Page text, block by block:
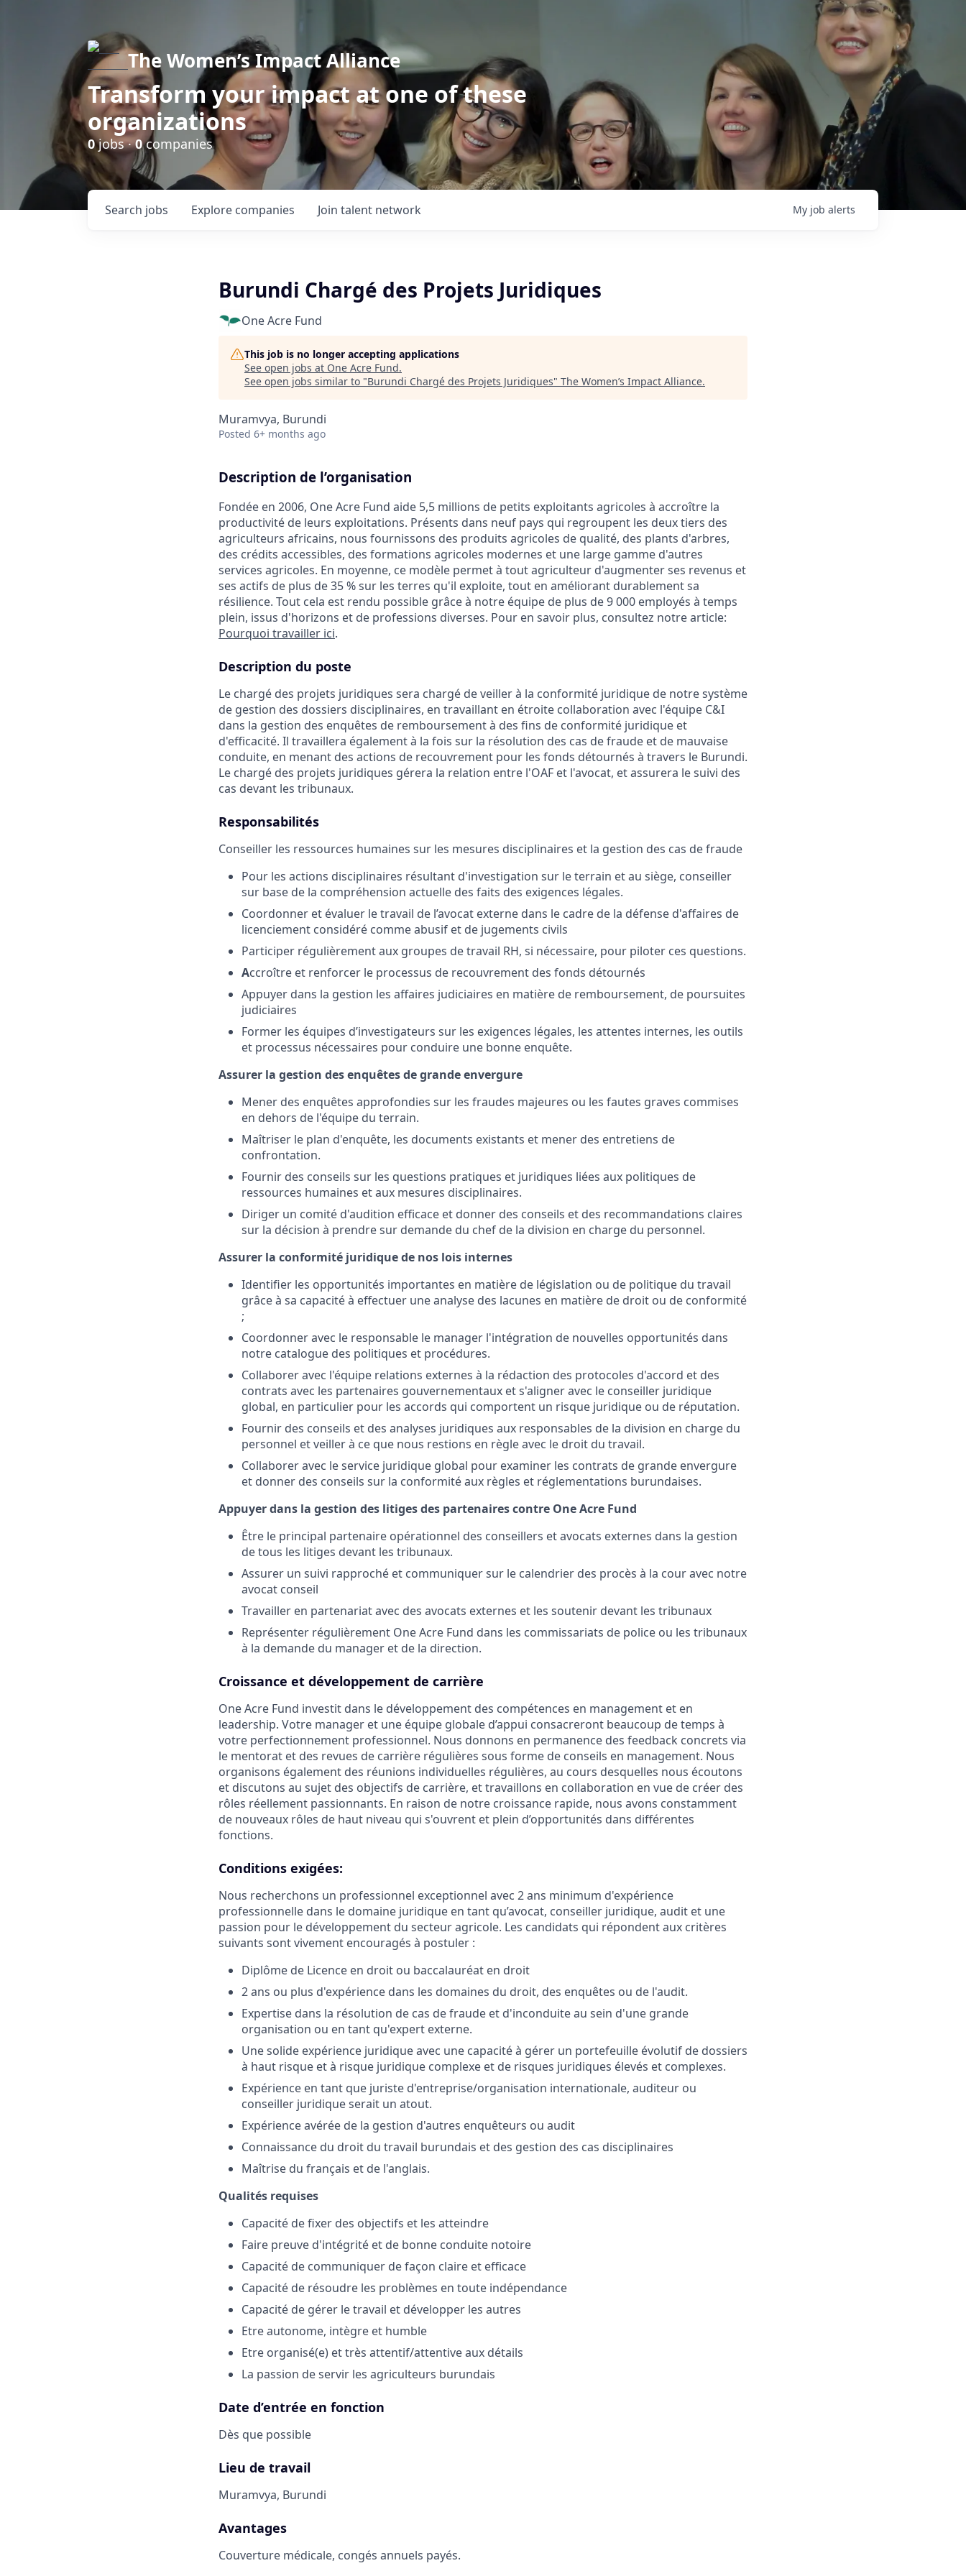
The Women’s Impact Alliance
Transform your impact at one of these
organizations
0jobs ·0companies
Search jobs Explore companies Join talent network My job alerts
Burundi Chargé des Projets Juridiques
One Acre Fund
This job is no longer accepting applications
See open jobs at One Acre Fund.
See open jobs similar to "Burundi Chargé des Projets Juridiques" The Women’s Impact Alliance.
Muramvya, Burundi
Posted 6+ months ago
Description de l’organisation
Fondée en 2006, One Acre Fund aide 5,5 millions de petits exploitants agricoles à accroître la
productivité de leurs exploitations. Présents dans neuf pays qui regroupent les deux tiers des
agriculteurs africains, nous fournissons des produits agricoles de qualité, des plants d'arbres,
des crédits accessibles, des formations agricoles modernes et une large gamme d'autres
services agricoles. En moyenne, ce modèle permet à tout agriculteur d'augmenter ses revenus et
ses actifs de plus de 35 % sur les terres qu'il exploite, tout en améliorant durablement sa
résilience. Tout cela est rendu possible grâce à notre équipe de plus de 9 000 employés à temps
plein, issus d'horizons et de professions diverses. Pour en savoir plus, consultez notre article:
Pourquoi travailler ici.
Description du poste
Le chargé des projets juridiques sera chargé de veiller à la conformité juridique de notre système
de gestion des dossiers disciplinaires, en travaillant en étroite collaboration avec l'équipe C&I
dans la gestion des enquêtes de remboursement à des fins de conformité juridique et
d'efficacité. Il travaillera également à la fois sur la résolution des cas de fraude et de mauvaise
conduite, en menant des actions de recouvrement pour les fonds détournés à travers le Burundi.
Le chargé des projets juridiques gérera la relation entre l'OAF et l'avocat, et assurera le suivi des
cas devant les tribunaux.
Responsabilités
Conseiller les ressources humaines sur les mesures disciplinaires et la gestion des cas de fraude
Pour les actions disciplinaires résultant d'investigation sur le terrain et au siège, conseiller
sur base de la compréhension actuelle des faits des exigences légales.
Coordonner et évaluer le travail de l’avocat externe dans le cadre de la défense d'affaires de
licenciement considéré comme abusif et de jugements civils
Participer régulièrement aux groupes de travail RH, si nécessaire, pour piloter ces questions.
Accroître et renforcer le processus de recouvrement des fonds détournés
Appuyer dans la gestion les affaires judiciaires en matière de remboursement, de poursuites
judiciaires
Former les équipes d’investigateurs sur les exigences légales, les attentes internes, les outils
et processus nécessaires pour conduire une bonne enquête.
Assurer la gestion des enquêtes de grande envergure
Mener des enquêtes approfondies sur les fraudes majeures ou les fautes graves commises
en dehors de l'équipe du terrain.
Maîtriser le plan d'enquête, les documents existants et mener des entretiens de
confrontation.
Fournir des conseils sur les questions pratiques et juridiques liées aux politiques de
ressources humaines et aux mesures disciplinaires.
Diriger un comité d'audition efficace et donner des conseils et des recommandations claires
sur la décision à prendre sur demande du chef de la division en charge du personnel.
Assurer la conformité juridique de nos lois internes
Identifier les opportunités importantes en matière de législation ou de politique du travail
grâce à sa capacité à effectuer une analyse des lacunes en matière de droit ou de conformité
;
Coordonner avec le responsable le manager l'intégration de nouvelles opportunités dans
notre catalogue des politiques et procédures.
Collaborer avec l'équipe relations externes à la rédaction des protocoles d'accord et des
contrats avec les partenaires gouvernementaux et s'aligner avec le conseiller juridique
global, en particulier pour les accords qui comportent un risque juridique ou de réputation.
Fournir des conseils et des analyses juridiques aux responsables de la division en charge du
personnel et veiller à ce que nous restions en règle avec le droit du travail.
Collaborer avec le service juridique global pour examiner les contrats de grande envergure
et donner des conseils sur la conformité aux règles et réglementations burundaises.
Appuyer dans la gestion des litiges des partenaires contre One Acre Fund
Être le principal partenaire opérationnel des conseillers et avocats externes dans la gestion
de tous les litiges devant les tribunaux.
Assurer un suivi rapproché et communiquer sur le calendrier des procès à la cour avec notre
avocat conseil
Travailler en partenariat avec des avocats externes et les soutenir devant les tribunaux
Représenter régulièrement One Acre Fund dans les commissariats de police ou les tribunaux
à la demande du manager et de la direction.
Croissance et développement de carrière
One Acre Fund investit dans le développement des compétences en management et en
leadership. Votre manager et une équipe globale d’appui consacreront beaucoup de temps à
votre perfectionnement professionnel. Nous donnons en permanence des feedback concrets via
le mentorat et des revues de carrière régulières sous forme de conseils en management. Nous
organisons également des réunions individuelles régulières, au cours desquelles nous écoutons
et discutons au sujet des objectifs de carrière, et travaillons en collaboration en vue de créer des
rôles réellement passionnants. En raison de notre croissance rapide, nous avons constamment
de nouveaux rôles de haut niveau qui s'ouvrent et plein d’opportunités dans différentes
fonctions.
Conditions exigées:
Nous recherchons un professionnel exceptionnel avec 2 ans minimum d'expérience
professionnelle dans le domaine juridique en tant qu’avocat, conseiller juridique, audit et une
passion pour le développement du secteur agricole. Les candidats qui répondent aux critères
suivants sont vivement encouragés à postuler :
Diplôme de Licence en droit ou baccalauréat en droit
2 ans ou plus d'expérience dans les domaines du droit, des enquêtes ou de l'audit.
Expertise dans la résolution de cas de fraude et d'inconduite au sein d'une grande
organisation ou en tant qu'expert externe.
Une solide expérience juridique avec une capacité à gérer un portefeuille évolutif de dossiers
à haut risque et à risque juridique complexe et de risques juridiques élevés et complexes.
Expérience en tant que juriste d'entreprise/organisation internationale, auditeur ou
conseiller juridique serait un atout.
Expérience avérée de la gestion d'autres enquêteurs ou audit
Connaissance du droit du travail burundais et des gestion des cas disciplinaires
Maîtrise du français et de l'anglais.
Qualités requises
Capacité de fixer des objectifs et les atteindre
Faire preuve d'intégrité et de bonne conduite notoire
Capacité de communiquer de façon claire et efficace
Capacité de résoudre les problèmes en toute indépendance
Capacité de gérer le travail et développer les autres
Etre autonome, intègre et humble
Etre organisé(e) et très attentif/attentive aux détails
La passion de servir les agriculteurs burundais
Date d’entrée en fonction
Dès que possible
Lieu de travail
Muramvya, Burundi
Avantages
Couverture médicale, congés annuels payés.